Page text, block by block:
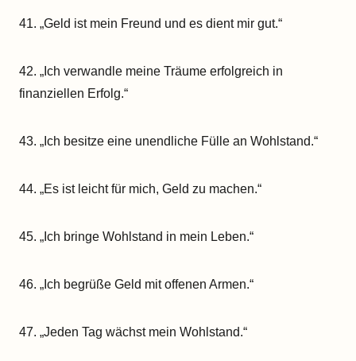
41. „Geld ist mein Freund und es dient mir gut.“
42. „Ich verwandle meine Träume erfolgreich in
finanziellen Erfolg.“
43. „Ich besitze eine unendliche Fülle an Wohlstand.“
44. „Es ist leicht für mich, Geld zu machen.“
45. „Ich bringe Wohlstand in mein Leben.“
46. „Ich begrüße Geld mit offenen Armen.“
47. „Jeden Tag wächst mein Wohlstand.“